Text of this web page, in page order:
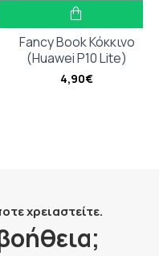
Fancy Book Κόκκινο
(Huawei P10 Lite)
4,90€
χρειαστείτε.